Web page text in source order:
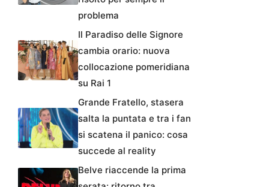
problema
Il Paradiso delle Signore
cambia orario: nuova
collocazione pomeridiana
su Rai 1
Grande Fratello, stasera
salta la puntata e tra i fan
si scatena il panico: cosa
succede al reality
Belve riaccende la prima
serata: ritorno tra